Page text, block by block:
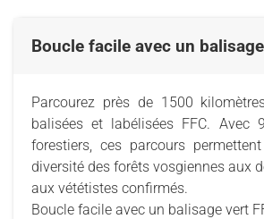
Boucle facile avec un
Parcourez près de 1500
balisées et labélisées FFC. Avec
forestiers, ces parcours
diversité des forêts vosgiennes aux
aux vététistes confirmés.
Boucle facile avec un balisage vert